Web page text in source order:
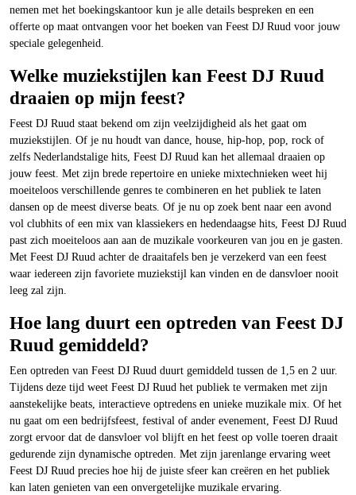
nemen met het boekingskantoor kun je alle details bespreken en een
offerte op maat ontvangen voor het boeken van Feest DJ Ruud voor jouw
speciale gelegenheid.
Welke muziekstijlen kan Feest DJ Ruud
draaien op mijn feest?
Feest DJ Ruud staat bekend om zijn veelzijdigheid als het gaat om
muziekstijlen. Of je nu houdt van dance, house, hip-hop, pop, rock of
zelfs Nederlandstalige hits, Feest DJ Ruud kan het allemaal draaien op
jouw feest. Met zijn brede repertoire en unieke mixtechnieken weet hij
moeiteloos verschillende genres te combineren en het publiek te laten
dansen op de meest diverse beats. Of je nu op zoek bent naar een avond
vol clubhits of een mix van klassiekers en hedendaagse hits, Feest DJ Ruud
past zich moeiteloos aan aan de muzikale voorkeuren van jou en je gasten.
Met Feest DJ Ruud achter de draaitafels ben je verzekerd van een feest
waar iedereen zijn favoriete muziekstijl kan vinden en de dansvloer nooit
leeg zal zijn.
Hoe lang duurt een optreden van Feest DJ
Ruud gemiddeld?
Een optreden van Feest DJ Ruud duurt gemiddeld tussen de 1,5 en 2 uur.
Tijdens deze tijd weet Feest DJ Ruud het publiek te vermaken met zijn
aanstekelijke beats, interactieve optredens en unieke muzikale mix. Of het
nu gaat om een bedrijfsfeest, festival of ander evenement, Feest DJ Ruud
zorgt ervoor dat de dansvloer vol blijft en het feest op volle toeren draait
gedurende zijn dynamische optreden. Met zijn jarenlange ervaring weet
Feest DJ Ruud precies hoe hij de juiste sfeer kan creëren en het publiek
kan laten genieten van een onvergetelijke muzikale ervaring.